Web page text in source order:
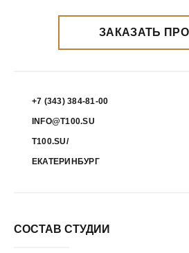
ЗАКАЗАТЬ
+7 (343) 384-81-00
INFO@T100.SU
T100.SU/
ЕКАТЕРИНБУРГ
СОСТАВ СТУДИИ